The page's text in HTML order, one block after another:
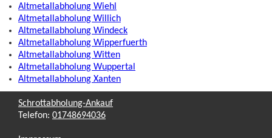
Altmetallabholung Wiehl
Altmetallabholung Willich
Altmetallabholung Windeck
Altmetallabholung Wipperfuerth
Altmetallabholung Witten
Altmetallabholung Wuppertal
Altmetallabholung Xanten
Schrottabholung-Ankauf
Telefon: 01748694036